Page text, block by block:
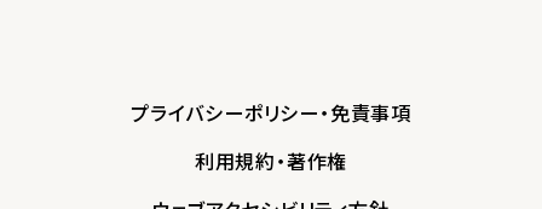
プライバシーポリシー・免責事項
利用規約・著作権